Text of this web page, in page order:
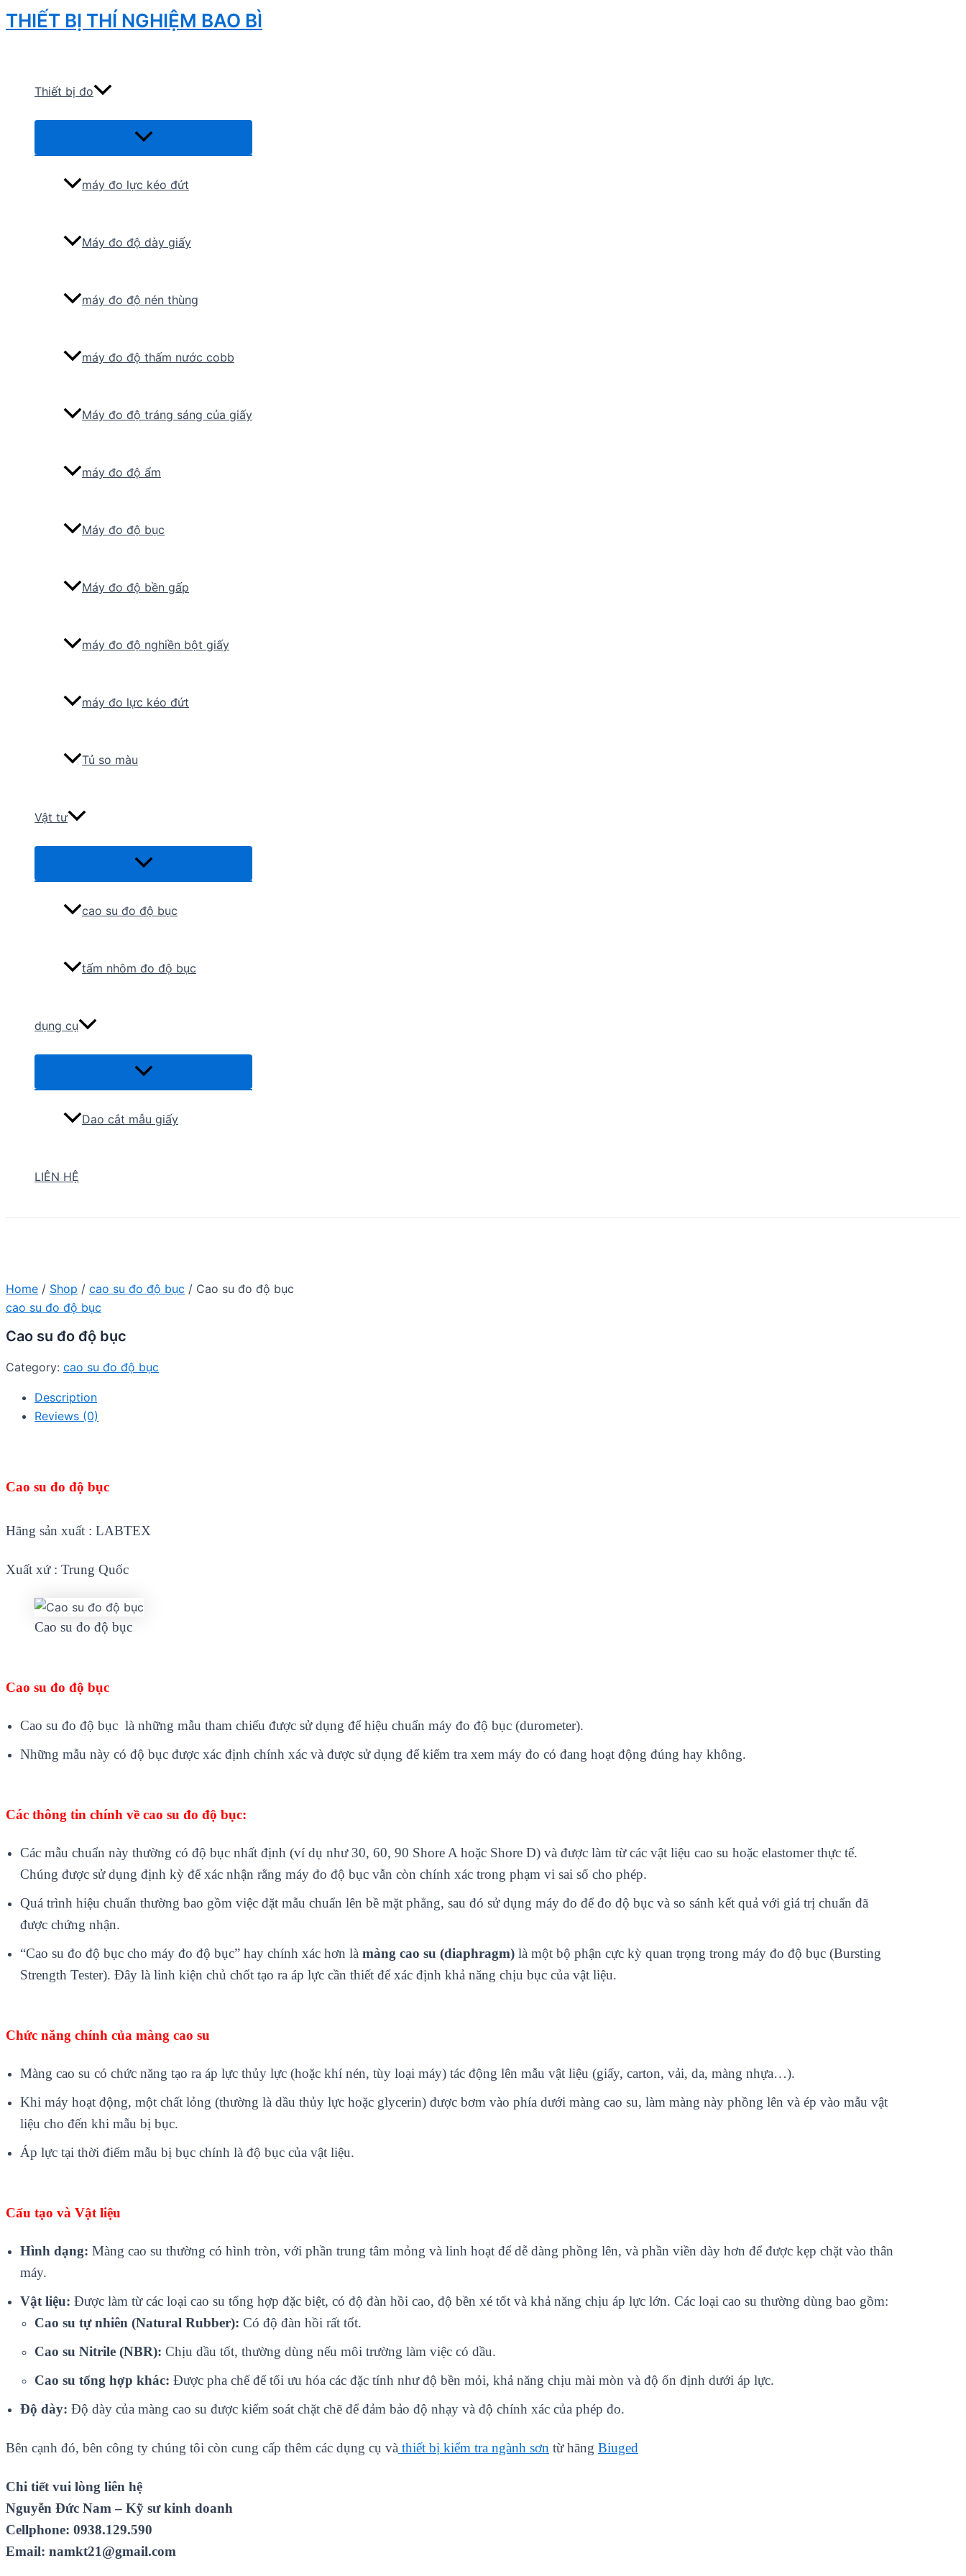
Skip
to
THIẾT BỊ THÍ NGHIỆM BAO BÌ
Thiết bị đo
Menu
máy đo lực kéo đứt
Máy đo độ dày giấy
máy đo độ nén thùng
máy đo độ thấm nước cobb
Máy đo độ tráng sáng của giấy
máy đo độ ẩm
Máy đo độ bục
Máy đo độ bền gấp
máy đo độ nghiền bột giấy
máy đo lực kéo đứt
Tủ so màu
Vật tư
Menu
cao su đo độ bục
tấm nhôm đo độ bục
dụng cụ
Menu
Dao cắt mẫu giấy
LIÊN HỆ
Home / Shop / cao su đo độ bục / Cao su đo độ bục
cao su đo độ bục
Cao su đo độ bục
Category: cao su đo độ bục
Description
Reviews (0)
Cao su đo độ bục
Hãng sản xuất : LABTEX
Xuất xứ : Trung Quốc
Cao su đo độ bục
Cao su đo độ bục
Cao su đo độ bục là những mẫu tham chiếu được sử dụng để hiệu chuẩn máy đo độ bục (durometer).
Những mẫu này có độ bục được xác định chính xác và được sử dụng để kiểm tra xem máy đo có đang hoạt động đúng hay không.
Các thông tin chính về cao su đo độ bục:
Các mẫu chuẩn này thường có độ bục nhất định (ví dụ như 30, 60, 90 Shore A hoặc Shore D) và được làm từ các vật liệu cao su hoặc elastomer thực tế.
Chúng được sử dụng định kỳ để xác nhận rằng máy đo độ bục vẫn còn chính xác trong phạm vi sai số cho phép.
Quá trình hiệu chuẩn thường bao gồm việc đặt mẫu chuẩn lên bề mặt phẳng, sau đó sử dụng máy đo để đo độ bục và so sánh kết quả với giá trị chuẩn đã
được chứng nhận.
“Cao su đo độ bục cho máy đo độ bục” hay chính xác hơn là màng cao su (diaphragm) là một bộ phận cực kỳ quan trọng trong máy đo độ bục (Bursting
Strength Tester). Đây là linh kiện chủ chốt tạo ra áp lực cần thiết để xác định khả năng chịu bục của vật liệu.
Chức năng chính của màng cao su
Màng cao su có chức năng tạo ra áp lực thủy lực (hoặc khí nén, tùy loại máy) tác động lên mẫu vật liệu (giấy, carton, vải, da, màng nhựa…).
Khi máy hoạt động, một chất lỏng (thường là dầu thủy lực hoặc glycerin) được bơm vào phía dưới màng cao su, làm màng này phồng lên và ép vào mẫu vật
liệu cho đến khi mẫu bị bục.
Áp lực tại thời điểm mẫu bị bục chính là độ bục của vật liệu.
Cấu tạo và Vật liệu
Hình dạng: Màng cao su thường có hình tròn, với phần trung tâm mỏng và linh hoạt để dễ dàng phồng lên, và phần viền dày hơn để được kẹp chặt vào thân
máy.
Vật liệu: Được làm từ các loại cao su tổng hợp đặc biệt, có độ đàn hồi cao, độ bền xé tốt và khả năng chịu áp lực lớn. Các loại cao su thường dùng bao gồm:
Cao su tự nhiên (Natural Rubber): Có độ đàn hồi rất tốt.
Cao su Nitrile (NBR): Chịu dầu tốt, thường dùng nếu môi trường làm việc có dầu.
Cao su tổng hợp khác: Được pha chế để tối ưu hóa các đặc tính như độ bền mỏi, khả năng chịu mài mòn và độ ổn định dưới áp lực.
Độ dày: Độ dày của màng cao su được kiểm soát chặt chẽ để đảm bảo độ nhạy và độ chính xác của phép đo.
Bên cạnh đó, bên công ty chúng tôi còn cung cấp thêm các dụng cụ và thiết bị kiểm tra ngành sơn từ hãng Biuged
Chi tiết vui lòng liên hệ
Nguyễn Đức Nam – Kỹ sư kinh doanh
Cellphone: 0938.129.590
Email: namkt21@gmail.com